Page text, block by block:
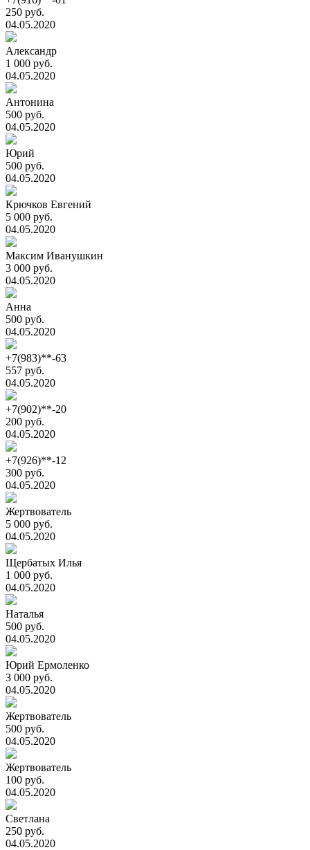
250 руб.
04.05.2020
Александр
1 000 руб.
04.05.2020
Антонина
500 руб.
04.05.2020
Юрий
500 руб.
04.05.2020
Крючков Евгений
5 000 руб.
04.05.2020
Максим Иванушкин
3 000 руб.
04.05.2020
Анна
500 руб.
04.05.2020
+7(983)**-63
557 руб.
04.05.2020
+7(902)**-20
200 руб.
04.05.2020
+7(926)**-12
300 руб.
04.05.2020
Жертвователь
5 000 руб.
04.05.2020
Щербатых Илья
1 000 руб.
04.05.2020
Наталья
500 руб.
04.05.2020
Юрий Ермоленко
3 000 руб.
04.05.2020
Жертвователь
500 руб.
04.05.2020
Жертвователь
100 руб.
04.05.2020
Светлана
250 руб.
04.05.2020